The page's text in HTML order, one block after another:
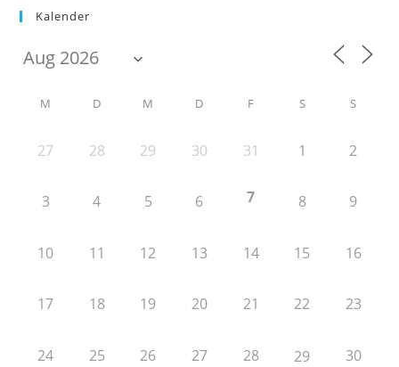
Kalender
M D M D F S S
27 28 29 30 31 1 2
3 4 5 6 7 8 9
10 11 12 13 14 15 16
17 18 19 20 21 22 23
24 25 26 27 28 29 30